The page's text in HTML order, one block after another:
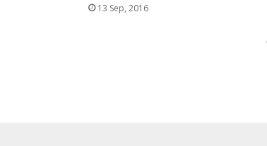
13 Sep, 2016